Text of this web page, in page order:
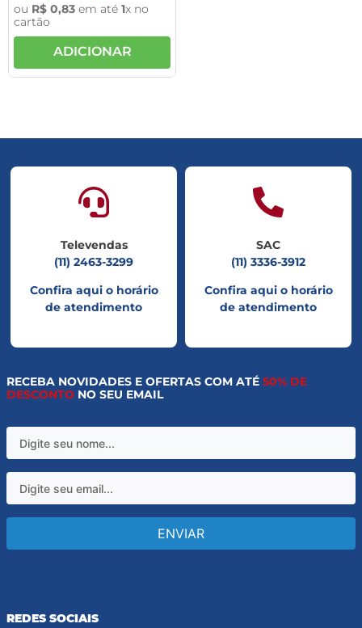
ou R$ 0,83 em até 1x no
cartão
ADICIONAR
Televendas
(11) 2463-3299
Confira aqui o horário
de atendimento
SAC
(11) 3336-3912
Confira aqui o horário
de atendimento
RECEBA NOVIDADES E OFERTAS COM ATÉ 50% DE
DESCONTO NO SEU EMAIL
ENVIAR
REDES SOCIAIS